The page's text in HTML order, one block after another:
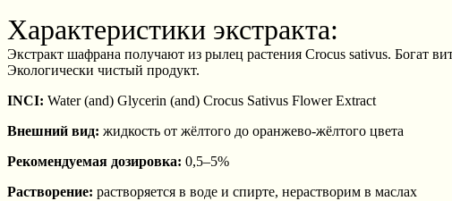
Характеристики экстракта:
Экстракт шафрана получают из рылец растения Crocus sativus. Богат
Экологически чистый продукт.
INCI: Water (and) Glycerin (and) Crocus Sativus Flower Extract
Внешний вид: жидкость от жёлтого до оранжево-жёлтого цвета
Рекомендуемая дозировка: 0,5–5%
Растворение: растворяется в воде и спирте, нерастворим в маслах